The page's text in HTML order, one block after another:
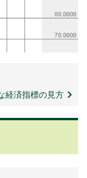
経済指標の見方